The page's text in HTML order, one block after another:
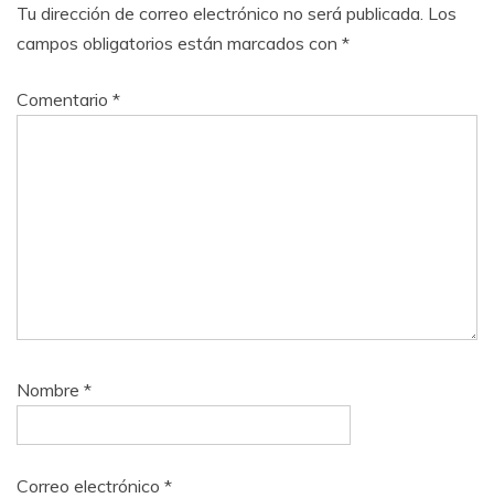
Tu dirección de correo electrónico no será publicada. Los
campos obligatorios están marcados con *
Comentario *
Nombre *
Correo electrónico *